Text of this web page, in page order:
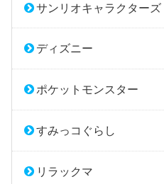
サンリオキャラクターズ
ディズニー
ポケットモンスター
すみっコぐらし
リラックマ